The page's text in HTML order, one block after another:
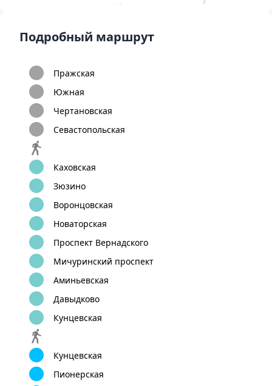
Подробный маршрут
Пражская
Южная
Чертановская
Севастопольская
Каховская
Зюзино
Воронцовская
Новаторская
Проспект Вернадского
Мичуринский проспект
Аминьевская
Давыдково
Кунцевская
Кунцевская
Пионерская